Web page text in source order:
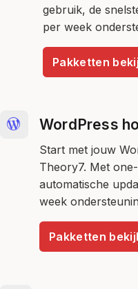
gebruik, de
per week
Pakketten
WordPress
Start met jouw
Theory7. Met
automatische
week
Pakketten